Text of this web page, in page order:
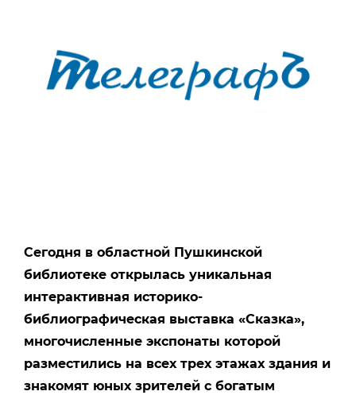
Сегодня в областной Пушкинской
библиотеке открылась уникальная
интерактивная историко-
библиографическая выставка «Сказка»,
многочисленные экспонаты которой
разместились на всех трех этажах здания и
знакомят юных зрителей с богатым